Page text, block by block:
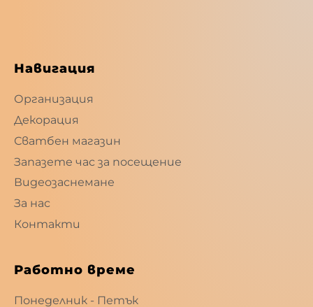
Навигация
Организация
Декорация
Сватбен магазин
Запазете час за посещение
Видеозаснемане
За нас
Контакти
Работно време
Понеделник - Петък